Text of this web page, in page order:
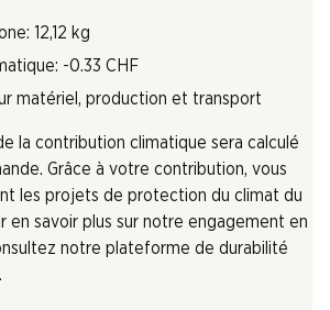
12,12 kg
-0.33 CHF
matériel, production et transport
la contribution climatique sera calculé
Grâce à votre contribution, vous
les projets de protection du climat du
en savoir plus sur notre engagement en
notre plateforme de durabilité